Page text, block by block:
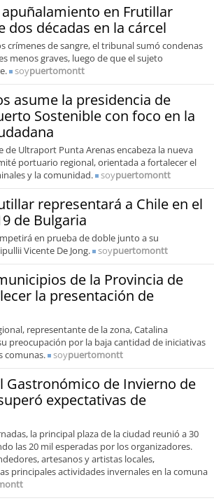
en Frutillar
dos décadas en la cárcel
crímenes de sangre, el tribunal sumó condenas
menos graves, luego de que el sujeto
soypuertomontt
asume la presidencia de
Sostenible con foco en la
de Ultraport Punta Arenas encabeza la nueva
portuario regional, orientada a fortalecer el
y la comunidad.
soypuertomontt
representará a Chile en el
de Bulgaria
en prueba de doble junto a su
Vicente De Jong.
soypuertomontt
de la Provincia de
la presentación de
representante de la zona, Catalina
preocupación por la baja cantidad de iniciativas
comunas.
soypuertomontt
Gastronómico de Invierno de
expectativas de
la principal plaza de la ciudad reunió a 30
las 20 mil esperadas por los organizadores.
artesanos y artistas locales,
principales actividades invernales en la comuna